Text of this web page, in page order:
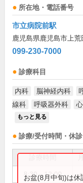
所在地・電話番号
市立病院前駅
鹿児島県鹿児島市上
099-230-7000
診療科目
内科 脳神経内科
線科
呼吸器外科
もっと見る
診療/受付時間・休診
8:30～12:00 ●
お盆(8月中旬)は